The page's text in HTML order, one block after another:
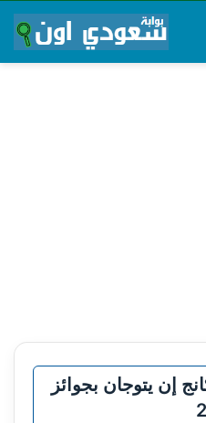
إن يتوجان بجوائز